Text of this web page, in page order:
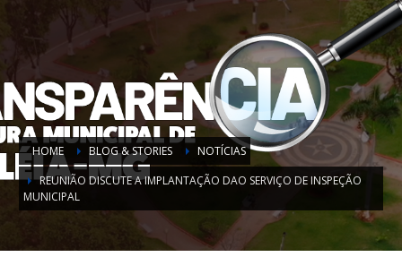
HOME BLOG & STORIES
NOTÍCIAS
REUNIÃO DISCUTE A IMPLANTAÇÃO DAO SERVIÇO DE INSPEÇÃO
MUNICIPAL